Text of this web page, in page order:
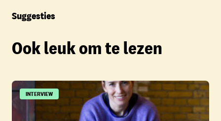
Suggesties
Ook leuk om te lezen
INTERVIEW